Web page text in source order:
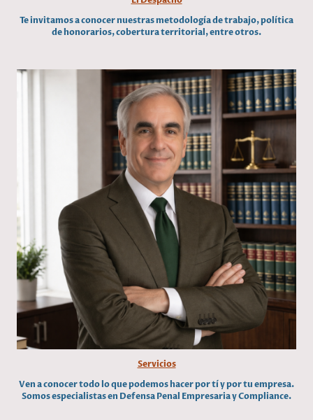
Te invitamos a conocer nuestras metodología de trabajo, política
de honorarios, cobertura territorial, entre otros.
Servicios
Ven a conocer todo lo que podemos hacer por tí y por tu empresa.
Somos especialistas en Defensa Penal Empresaria y Compliance.